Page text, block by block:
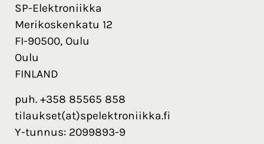
SP-Elektroniikka
Merikoskenkatu 12
FI-90500, Oulu
Oulu
FINLAND
puh. +358 85565 858
tilaukset(at)spelektroniikka.fi
Y-tunnus: 2099893-9